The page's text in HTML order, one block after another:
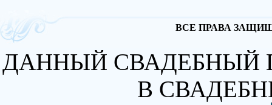
ВСЕ ПРАВА
ДАННЫЙ СВАДЕБНЫЙ
В